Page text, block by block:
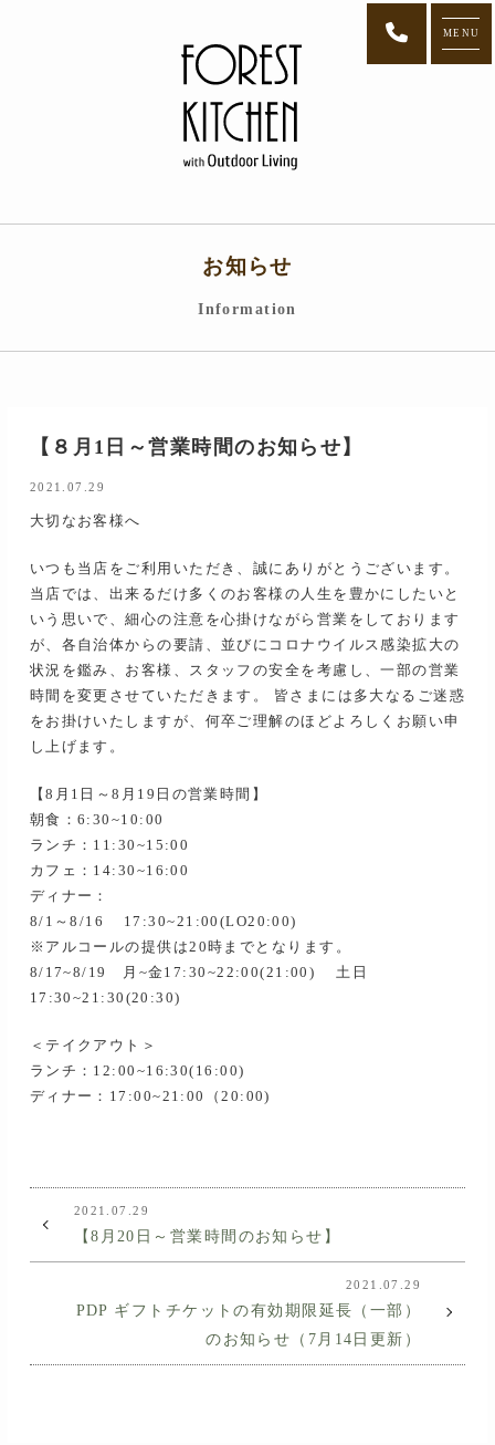
MENU
お知らせ
Information
【８月1日～営業時間のお知らせ】
2021.07.29
大切なお客様へ
いつも当店をご利用いただき、誠にありがとうございます。
当店では、出来るだけ多くのお客様の人生を豊かにしたいと
いう思いで、細心の注意を心掛けながら営業をしております
が、各自治体からの要請、並びにコロナウイルス感染拡大の
状況を鑑み、お客様、スタッフの安全を考慮し、一部の営業
時間を変更させていただきます。 皆さまには多大なるご迷惑
をお掛けいたしますが、何卒ご理解のほどよろしくお願い申
し上げます。
【8月1日～8月19日の営業時間】
朝食：6:30~10:00
ランチ：11:30~15:00
カフェ：14:30~16:00
ディナー：
8/1～8/16 17:30~21:00(LO20:00)
※アルコールの提供は20時までとなります。
8/17~8/19 月~金17:30~22:00(21:00) 土日
17:30~21:30(20:30)
＜テイクアウト＞
ランチ：12:00~16:30(16:00)
ディナー：17:00~21:00（20:00)
2021.07.29
【8月20日～営業時間のお知らせ】
2021.07.29
PDP ギフトチケットの有効期限延長（一部）
のお知らせ（7月14日更新）